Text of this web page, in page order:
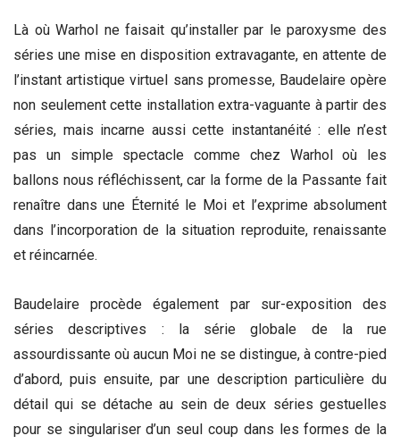
Là où Warhol ne faisait qu’installer par le paroxysme des
séries une mise en disposition extravagante, en attente de
l’instant artistique virtuel sans promesse, Baudelaire opère
non seulement cette installation extra-vaguante à partir des
séries, mais incarne aussi cette instantanéité : elle n’est
pas un simple spectacle comme chez Warhol où les
ballons nous réfléchissent, car la forme de la Passante fait
renaître dans une Éternité le Moi et l’exprime absolument
dans l’incorporation de la situation reproduite, renaissante
et réincarnée.
Baudelaire procède également par sur-exposition des
séries descriptives : la série globale de la rue
assourdissante où aucun Moi ne se distingue, à contre-pied
d’abord, puis ensuite, par une description particulière du
détail qui se détache au sein de deux séries gestuelles
pour se singulariser d’un seul coup dans les formes de la